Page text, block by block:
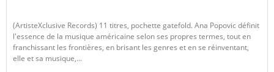
(ArtisteXclusive Records) 11 titres, pochette gatefold. Ana Popovic définit
l'essence de la musique américaine selon ses propres termes, tout en
franchissant les frontières, en brisant les genres et en se réinventant,
elle et sa musique,...